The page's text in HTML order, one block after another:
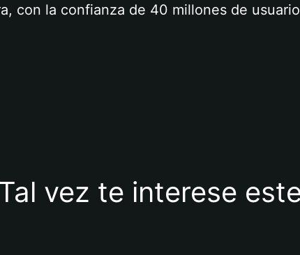
con la confianza de 40 millones de
Tal vez te interese